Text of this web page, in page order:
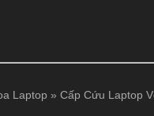
Laptop » Cấp Cứu Laptop